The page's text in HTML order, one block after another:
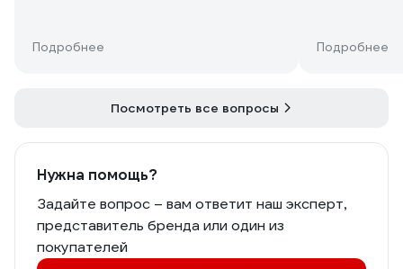
Подробнее Подробнее
Посмотреть все вопросы
Нужна помощь?
Задайте вопрос – вам ответит наш эксперт,
представитель бренда или один из
покупателей